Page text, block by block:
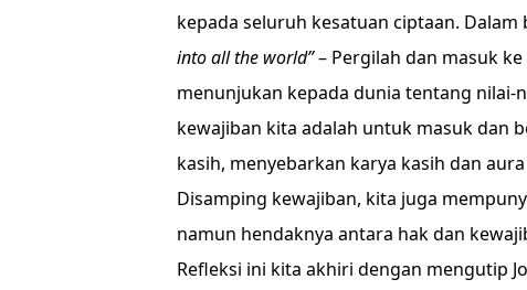
kepada seluruh kesatuan ciptaan.
into all the world”– Pergilah dan masuk
menunjukan kepada dunia tentang nilai-
kewajiban kita adalah untuk masuk dan
kasih, menyebarkan karya kasih dan
Disamping kewajiban, kita juga
namun hendaknya antara hak dan
Refleksi ini kita akhiri dengan mengutip